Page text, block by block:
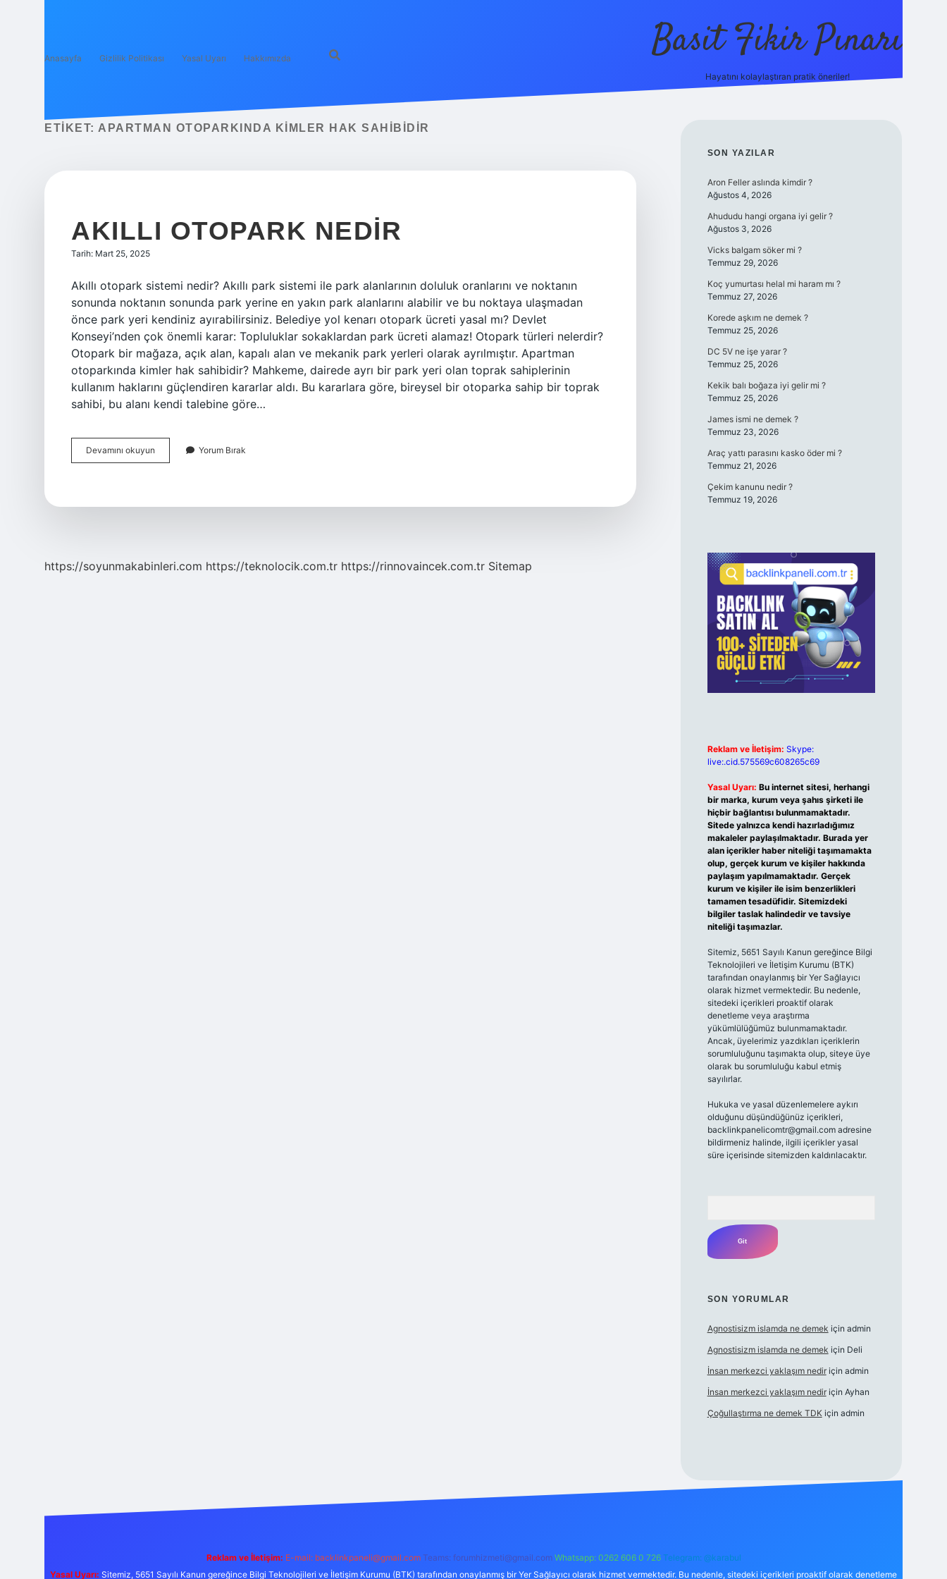
Anasayfa Gizlilik Politikası Yasal Uyarı Hakkımızda Basit Fikir Pınarı
Hayatını kolaylaştıran pratik öneriler!
ETIKET: APARTMAN OTOPARKINDA KIMLER HAK SAHIBIDIR
AKILLI OTOPARK NEDIR
Tarih: Mart 25, 2025
Akıllı otopark sistemi nedir? Akıllı park sistemi ile park alanlarının doluluk oranlarını ve noktanın
sonunda noktanın sonunda park yerine en yakın park alanlarını alabilir ve bu noktaya ulaşmadan
önce park yeri kendiniz ayırabilirsiniz. Belediye yol kenarı otopark ücreti yasal mı? Devlet
Konseyi’nden çok önemli karar: Topluluklar sokaklardan park ücreti alamaz! Otopark türleri nelerdir?
Otopark bir mağaza, açık alan, kapalı alan ve mekanik park yerleri olarak ayrılmıştır. Apartman
otoparkında kimler hak sahibidir? Mahkeme, dairede ayrı bir park yeri olan toprak sahiplerinin
kullanım haklarını güçlendiren kararlar aldı. Bu kararlara göre, bireysel bir otoparka sahip bir toprak
sahibi, bu alanı kendi talebine göre…
Devamını okuyun
Otopark
Yorum Bırak
https://soyunmakabinleri.com https://teknolocik.com.tr https://rinnovaincek.com.tr Sitemap
SIDEBAR
SON YAZILAR
Aron Feller aslında kimdir ?
Ağustos 4, 2026
Ahududu hangi organa iyi gelir ?
Ağustos 3, 2026
Vicks balgam söker mi ?
Temmuz 29, 2026
Koç yumurtası helal mi haram mı ?
Temmuz 27, 2026
Korede aşkım ne demek ?
Temmuz 25, 2026
DC 5V ne işe yarar ?
Temmuz 25, 2026
Kekik balı boğaza iyi gelir mi ?
Temmuz 25, 2026
James ismi ne demek ?
Temmuz 23, 2026
Araç yattı parasını kasko öder mi ?
Temmuz 21, 2026
Çekim kanunu nedir ?
Temmuz 19, 2026
Reklam ve İletişim: Skype:
live:.cid.575569c608265c69
Yasal Uyarı: Bu internet sitesi, herhangi
bir marka, kurum veya şahıs şirketi ile
hiçbir bağlantısı bulunmamaktadır.
Sitede yalnızca kendi hazırladığımız
makaleler paylaşılmaktadır. Burada yer
alan içerikler haber niteliği taşımamakta
olup, gerçek kurum ve kişiler hakkında
paylaşım yapılmamaktadır. Gerçek
kurum ve kişiler ile isim benzerlikleri
tamamen tesadüfidir. Sitemizdeki
bilgiler taslak halindedir ve tavsiye
niteliği taşımazlar.
Sitemiz, 5651 Sayılı Kanun gereğince Bilgi
Teknolojileri ve İletişim Kurumu (BTK)
tarafından onaylanmış bir Yer Sağlayıcı
olarak hizmet vermektedir. Bu nedenle,
sitedeki içerikleri proaktif olarak
denetleme veya araştırma
yükümlülüğümüz bulunmamaktadır.
Ancak, üyelerimiz yazdıkları içeriklerin
sorumluluğunu taşımakta olup, siteye üye
olarak bu sorumluluğu kabul etmiş
sayılırlar.
Hukuka ve yasal düzenlemelere aykırı
olduğunu düşündüğünüz içerikleri,
backlinkpanelicomtr@gmail.comadresine
bildirmeniz halinde, ilgili içerikler yasal
süre içerisinde sitemizden kaldırılacaktır.
SON YORUMLAR
Agnostisizm islamda ne demek için admin
Agnostisizm islamda ne demek için Deli
İnsan merkezci yaklaşım nediriçin admin
İnsan merkezci yaklaşım nediriçin Ayhan
Çoğullaştırma ne demek TDKiçin admin
Reklam ve İletişim: E-mail: backlinkpaneli@gmail.com Teams: forumhizmeti@gmail.com Whatsapp: 0262 606 0 726 Telegram: @karabul
Yasal Uyarı: Sitemiz, 5651 Sayılı Kanun gereğince Bilgi Teknolojileri ve İletişim Kurumu (BTK) tarafından onaylanmış bir Yer Sağlayıcı olarak hizmet vermektedir. Bu nedenle, sitedeki içerikleri proaktif olarak denetleme